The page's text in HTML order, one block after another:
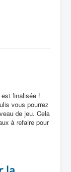
finalisée !
vous pourrez
de jeu. Cela
à refaire pour